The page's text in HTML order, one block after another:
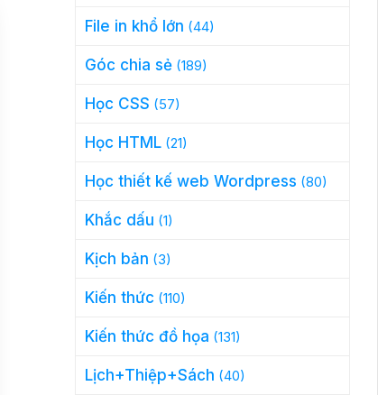
File in khổ lớn (44)
Góc chia sẻ(189)
Học CSS (57)
Học HTML(21)
Học thiết kế web Wordpress (80)
Khắc dấu (1)
Kịch bản (3)
Kiến thức (110)
Kiến thức đồ họa (131)
Lịch+Thiệp+Sách (40)